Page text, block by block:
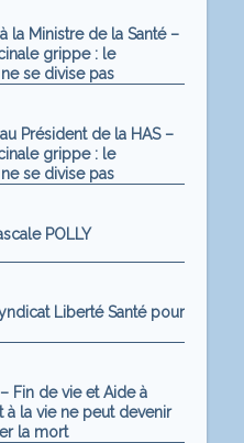
la Ministre de la Santé –
grippe : le
se divise pas
Président de la HAS –
grippe : le
se divise pas
POLLY
Liberté Santé pour
Fin de vie et Aide à
à la vie ne peut devenir
la mort